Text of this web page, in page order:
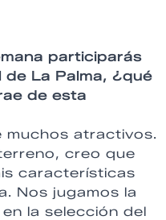
participarás
de La Palma, ¿qué
de esta
muchos atractivos.
creo que
características
Nos jugamos la
la selección del